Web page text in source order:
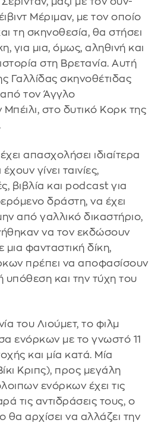
Μέριμαν, με τον οποίο
τη σκηνοθεσία, θα στήσει
για μια, όμως, αληθινή και
στη Βρετανία. Αυτή
Γαλλίδας σκηνοθέτιδας
τον Άγγλο
στο δυτικό Κορκ της
απασχολήσει ιδιαίτερα
γίνει ταινίες,
βιβλία και podcast για
δράστη, να έχει
από γαλλικό δικαστήριο,
να τον εκδώσουν
μια φανταστική δίκη,
πρέπει να αποφασίσουν
υπόθεση και την τύχη του
του Λιούμετ, το φιλμ
ενόρκων με το γνωστό 11
και μία κατά. Μία
Κριπς), προς μεγάλη
ενόρκων έχει τις
τις αντιδράσεις τους, ο
θα αρχίσει να αλλάζει την